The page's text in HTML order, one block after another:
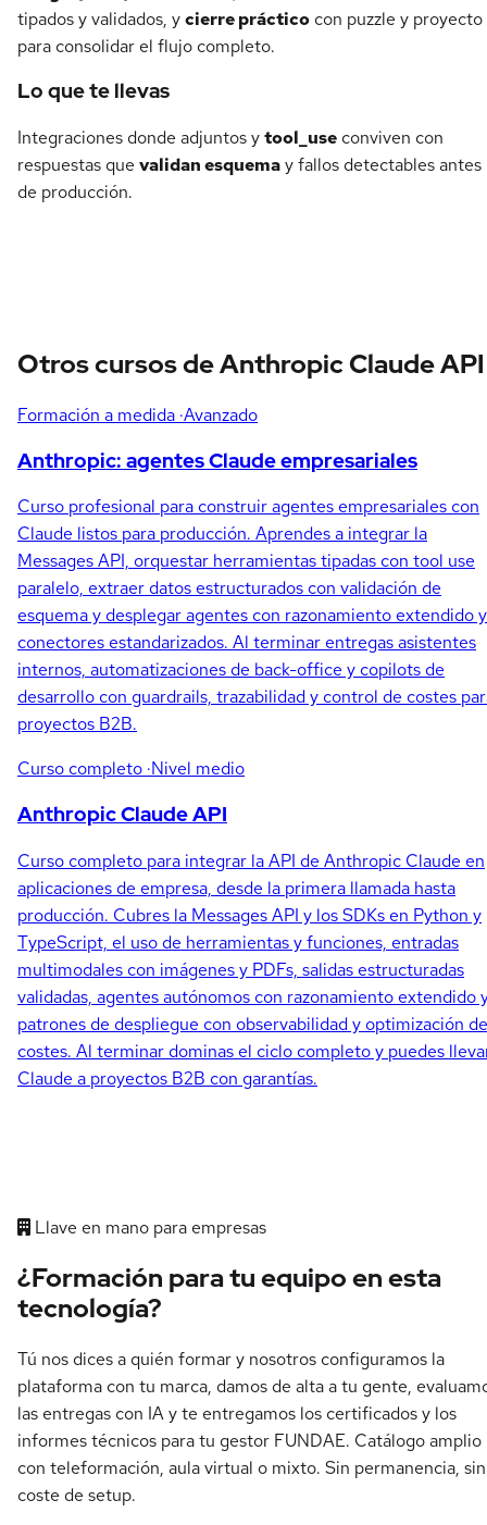
tipados y validados, ycierre práctico con puzzle y proyecto
para consolidar el flujo completo.
Lo que te llevas
Integraciones donde adjuntos ytool_use conviven con
respuestas que validan esquemay fallos detectables antes
de producción.
Otros cursos de Anthropic Claude API
Formación a medida ·Avanzado
Anthropic: agentes Claude empresariales
Curso profesional para construir agentes empresariales con
Claude listos para producción. Aprendes a integrar la
Messages API, orquestar herramientas tipadas con tool use
paralelo, extraer datos estructurados con validación de
esquema y desplegar agentes con razonamiento extendido y
conectores estandarizados. Al terminar entregas asistentes
internos, automatizaciones de back-office y copilots de
desarrollo con guardrails, trazabilidad y control de costes
proyectos B2B.
Curso completo ·Nivel medio
Anthropic Claude API
Curso completo para integrar la API de Anthropic Claude en
aplicaciones de empresa, desde la primera llamada hasta
producción. Cubres la Messages API y los SDKs en Python y
TypeScript, el uso de herramientas y funciones, entradas
multimodales con imágenes y PDFs, salidas estructuradas
validadas, agentes autónomos con razonamiento extendido
patrones de despliegue con observabilidad y optimización de
costes. Al terminar dominas el ciclo completo y puedes
Claude a proyectos B2B con garantías.
Llave en mano para empresas
¿Formación para tu equipo en esta
tecnología?
Tú nos dices a quién formar y nosotros configuramos la
plataforma con tu marca, damos de alta a tu gente,
las entregas con IA y te entregamos los certificados y los
informes técnicos para tu gestor FUNDAE. Catálogo amplio
con teleformación, aula virtual o mixto. Sin permanencia, sin
coste de setup.